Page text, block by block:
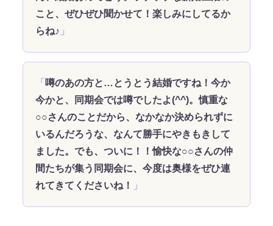
こと、ぜひぜひ聞かせて！楽しみにしてるか
らね♪
噂のあの方と…とうとう結婚ですね！今か
今かと、同期会では噂でしたよ(^^)。慎重な
○○さんのことだから、なかなか決められずに
いるんだろうな、なんて勝手にやきもきして
ました。でも、ついに！！愉快な○○さんの仲
間たちが集う同期会に、今度は奥様をぜひ連
れてきてくださいね！